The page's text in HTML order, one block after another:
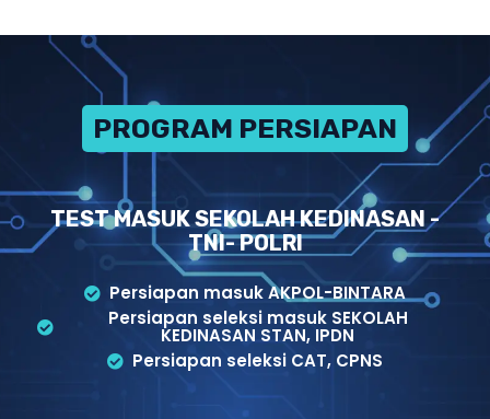
PROGRAM PERSIAPAN
TEST MASUK SEKOLAH KEDINASAN -
TNI- POLRI
Persiapan masuk AKPOL-BINTARA
Persiapan seleksi masuk SEKOLAH
KEDINASAN STAN, IPDN
Persiapan seleksi CAT, CPNS